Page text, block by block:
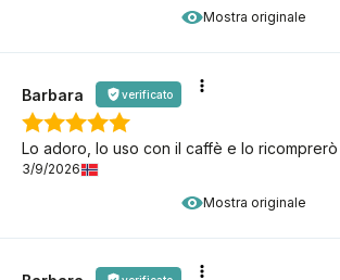
Mostra originale
Mostra originale
Barbara verificato
Lo adoro, lo uso con il caffè e lo ricomprerò
3/9/2026